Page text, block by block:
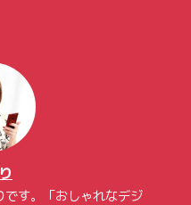
す。「おしゃれなデジ